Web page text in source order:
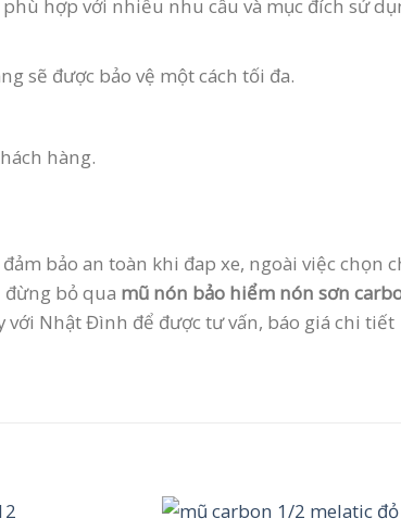
hợp với nhiều nhu cầu và mục đích sử
sẽ được bảo vệ một cách tối đa.
hàng.
bảo an toàn khi đap xe, ngoài việc chọn
đừng bỏ qua mũ nón bảo hiểm nón sơn
Nhật Đình để được tư vấn, báo giá chi tiết